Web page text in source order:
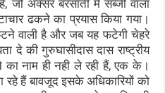
जो अक्सर बरसाती में सब्जी वाला
ढकने का प्रयास किया गया।
वाली है और जब यह फटेगी चेहरे
दे की गुरुघासीदास दास राष्ट्रीय
का नाम ही नही ले रही हैं, एक के।
रहे हैं बावजूद इसके अधिकारियों को